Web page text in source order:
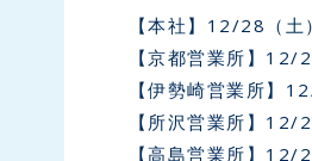
【本社】12/28（土
【京都営業所】12/
【伊勢崎営業所】
【所沢営業所】12/
【高島営業所】12/